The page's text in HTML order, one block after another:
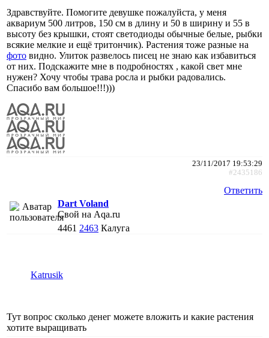
Здравствуйте. Помогите девушке пожалуйста, у меня
аквариум 500 литров, 150 см в длину и 50 в ширину и 55 в
высоту без крышки, стоят светодиоды обычные белые, рыбки
всякие мелкие и ещё тритончик). Растения тоже разные на
фото видно. Улиток развелось писец не знаю как избавиться
от них. Подскажите мне в подробностях , какой свет мне
нужен? Хочу чтобы трава росла и рыбки радовались.
Спасибо вам большое!!!)))
23/11/2017 19:53:29
#2435186
Ответить
Dart Voland
Свой на Aqa.ru
4461 2463 Калуга
Katrusik
Тут вопрос сколько денег можете вложить и какие растения
хотите выращивать